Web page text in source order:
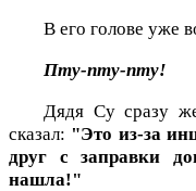
В его голове уже
Пту-пту-пту!
Дядя Су сразу
сказал: "Это из-за
друг с заправки
нашла!"